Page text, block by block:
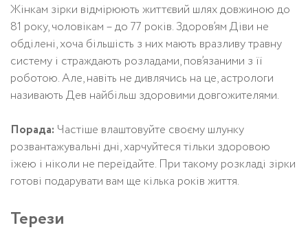
Жінкам зірки відмірюють життєвий шлях довжиною до
81 року, чоловікам – до 77 років. Здоров’ям Діви не
обділені, хоча більшість з них мають вразливу травну
систему і страждають розладами, пов’язаними з її
роботою. Але, навіть не дивлячись на це, астрологи
називають Дев найбільш здоровими довгожителями.
Порада: Частіше влаштовуйте своєму шлунку
розвантажувальні дні, харчуйтеся тільки здоровою
їжею і ніколи не переїдайте. При такому розкладі зірки
готові подарувати вам ще кілька років життя.
Терези